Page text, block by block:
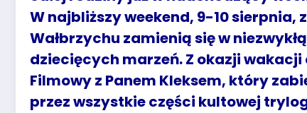
W najbliższy weekend, 9-10 sierpnia,
Wałbrzychu zamienią się w
dziecięcych marzeń. Z okazji
Filmowy z Panem Kleksem, który
przez wszystkie części kultowej